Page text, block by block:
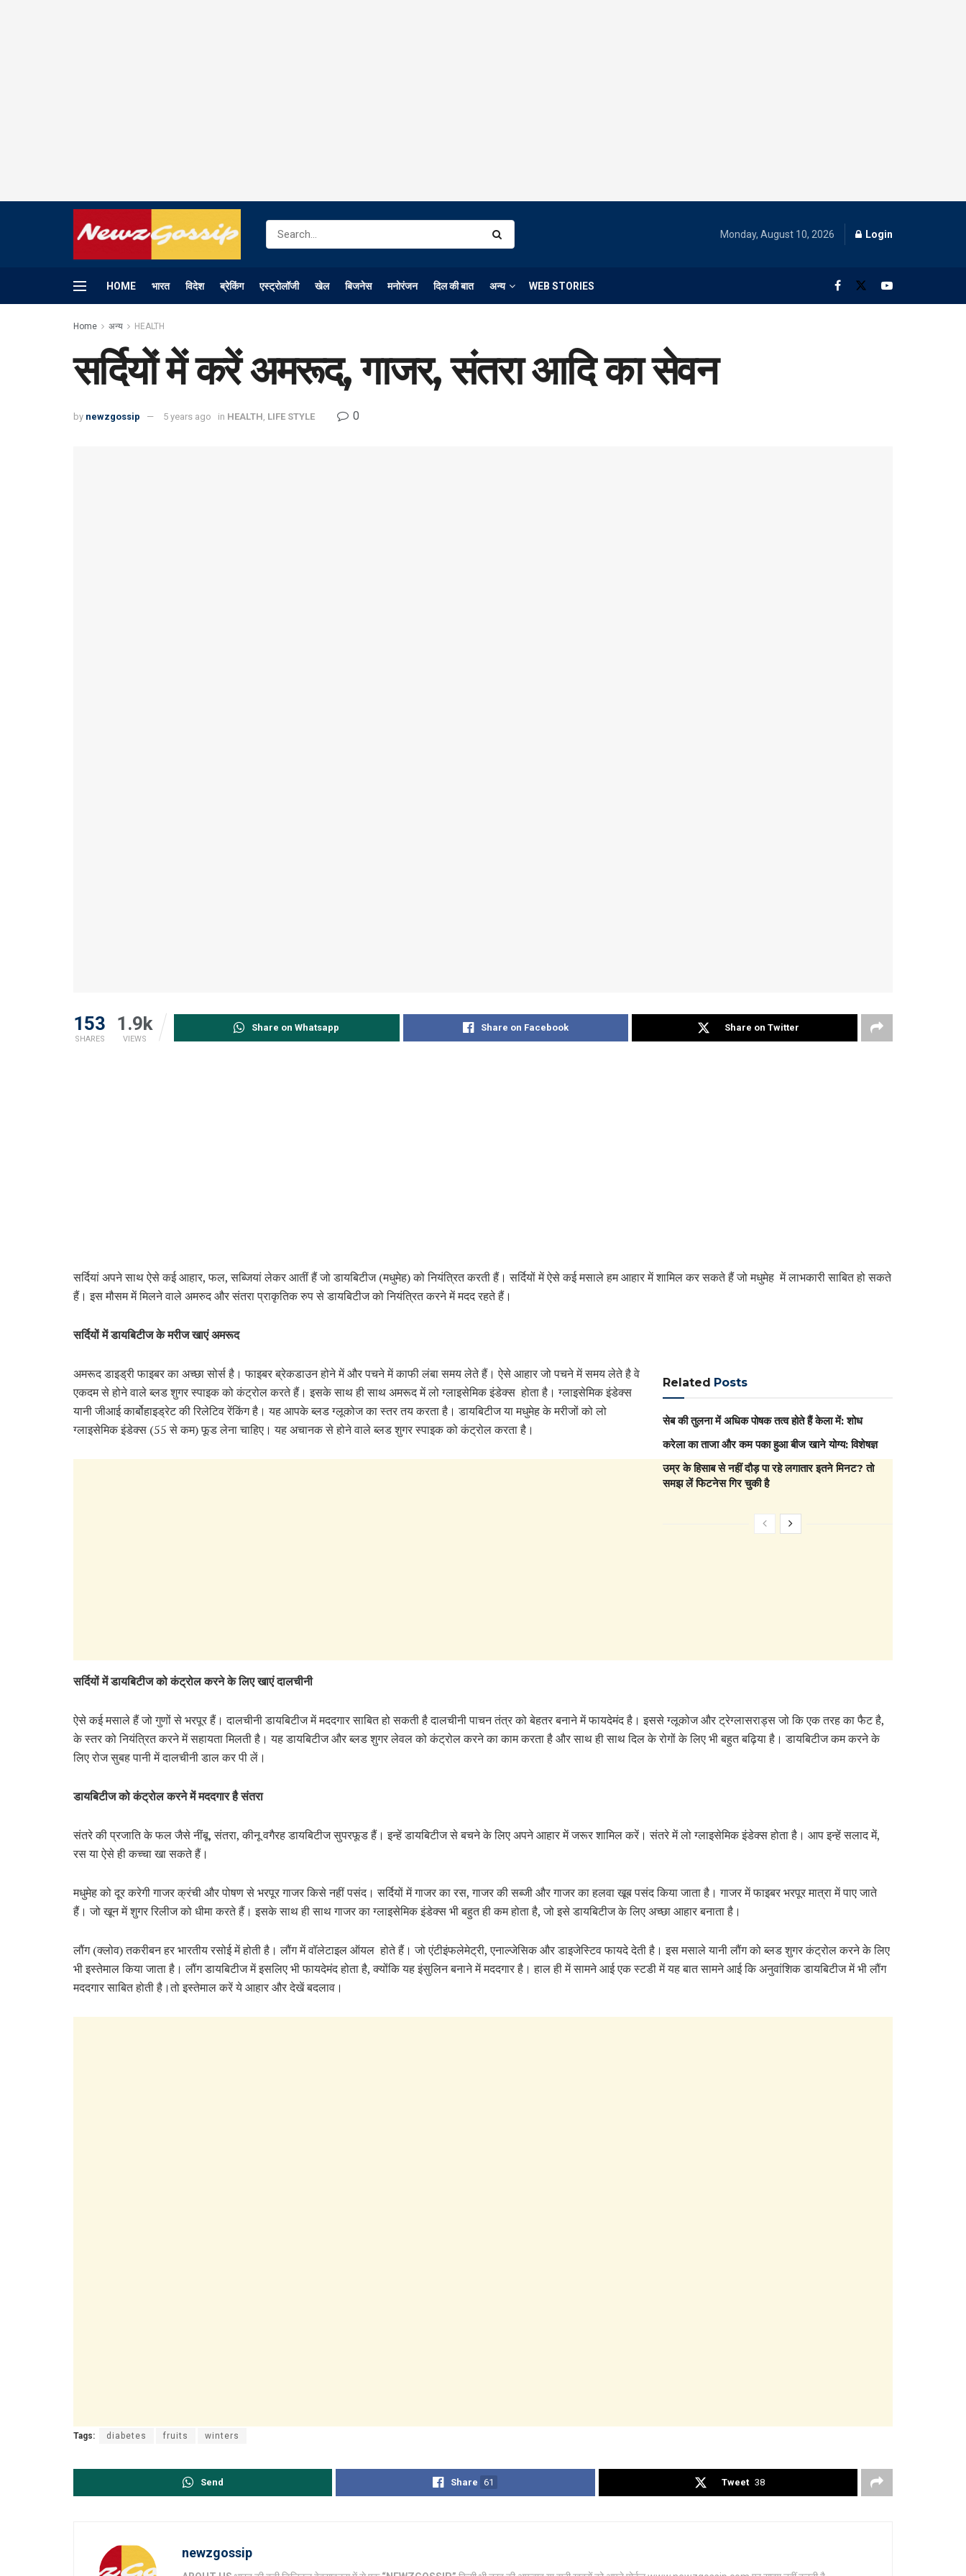
Monday, August 10, 2026 Login
HOME भारत विदेश ब्रेकिंग एस्ट्रोलॉजी खेल बिजनेस मनोरंजन दिल की बात अन्य WEB STORIES
Home अन्य HEALTH
सर्दियों में करें अमरूद, गाजर, संतरा आदि का सेवन
by newzgossip 5 years ago in HEALTH, LIFE STYLE 0
153
SHARES
1.9k
VIEWS
Share on Whatsapp Share on Facebook Share on Twitter
सर्दियां अपने साथ ऐसे कई आहार, फल, सब्जियां लेकर आतीं हैं जो डायबिटीज (मधुमेह) को नियंत्रित करती हैं। सर्दियों में ऐसे कई मसाले हम आहार में शामिल कर सकते हैं जो मधुमेह में लाभकारी साबित हो सकते
हैं। इस मौसम में मिलने वाले अमरुद और संतरा प्राकृतिक रुप से डायबिटीज को नियंत्रित करने में मदद रहते हैं।
सर्दियों में डायबिटीज के मरीज खाएं अमरूद
Related Posts
सेब की तुलना में अधिक पोषक तत्व होते हैं केला में: शोध
करेला का ताजा और कम पका हुआ बीज खाने योग्य: विशेषज्ञ
उम्र के हिसाब से नहीं दौड़ पा रहे लगातार इतने मिनट? तो
समझ लें फिटनेस गिर चुकी है
अमरूद डाइड्री फाइबर का अच्छा सोर्स है। फाइबर ब्रेकडाउन होने में और पचने में काफी लंबा समय लेते हैं। ऐसे आहार जो पचने में समय लेते है वे
एकदम से होने वाले ब्लड शुगर स्पाइक को कंट्रोल करते हैं। इसके साथ ही साथ अमरूद में लो ग्लाइसेमिक इंडेक्स होता है। ग्लाइसेमिक इंडेक्स
यानी जीआई कार्बोहाइड्रेट की रिलेटिव रेंकिंग है। यह आपके ब्लड ग्लूकोज का स्तर तय करता है। डायबिटीज या मधुमेह के मरीजों को लो
ग्लाइसेमिक इंडेक्स (55 से कम) फूड लेना चाहिए। यह अचानक से होने वाले ब्लड शुगर स्पाइक को कंट्रोल करता है।
सर्दियों में डायबिटीज को कंट्रोल करने के लिए खाएं दालचीनी
ऐसे कई मसाले हैं जो गुणों से भरपूर हैं। दालचीनी डायबिटीज में मददगार साबित हो सकती है दालचीनी पाचन तंत्र को बेहतर बनाने में फायदेमंद है। इससे ग्लूकोज और ट्रेग्लासराड्स जो कि एक तरह का फैट है,
के स्तर को नियंत्रित करने में सहायता मिलती है। यह डायबिटीज और ब्लड शुगर लेवल को कंट्रोल करने का काम करता है और साथ ही साथ दिल के रोगों के लिए भी बहुत बढ़िया है। डायबिटीज कम करने के
लिए रोज सुबह पानी में दालचीनी डाल कर पी लें।
डायबिटीज को कंट्रोल करने में मददगार है संतरा
संतरे की प्रजाति के फल जैसे नींबू, संतरा, कीनू वगैरह डायबिटीज सुपरफूड हैं। इन्हें डायबिटीज से बचने के लिए अपने आहार में जरूर शामिल करें। संतरे में लो ग्लाइसेमिक इंडेक्स होता है। आप इन्हें सलाद में,
रस या ऐसे ही कच्चा खा सकते हैं।
मधुमेह को दूर करेगी गाजर क्रंची और पोषण से भरपूर गाजर किसे नहीं पसंद। सर्दियों में गाजर का रस, गाजर की सब्जी और गाजर का हलवा खूब पसंद किया जाता है। गाजर में फाइबर भरपूर मात्रा में पाए जाते
हैं। जो खून में शुगर रिलीज को धीमा करते हैं। इसके साथ ही साथ गाजर का ग्लाइसेमिक इंडेक्स भी बहुत ही कम होता है, जो इसे डायबिटीज के लिए अच्छा आहार बनाता है।
लौंग (क्लोव) तकरीबन हर भारतीय रसोई में होती है। लौंग में वॉलेटाइल ऑयल होते हैं। जो एंटीइंफलेमेट्री, एनाल्जेसिक और डाइजेस्टिव फायदे देती है। इस मसाले यानी लौंग को ब्लड शुगर कंट्रोल करने के लिए
भी इस्तेमाल किया जाता है। लौंग डायबिटीज में इसलिए भी फायदेमंद होता है, क्योंकि यह इंसुलिन बनाने में मददगार है। हाल ही में सामने आई एक स्टडी में यह बात सामने आई कि अनुवांशिक डायबिटीज में भी लौंग
मददगार साबित होती है।तो इस्तेमाल करें ये आहार और देखें बदलाव।
Tags: diabetes fruits winters
Send Share 61 Tweet 38
newzgossip